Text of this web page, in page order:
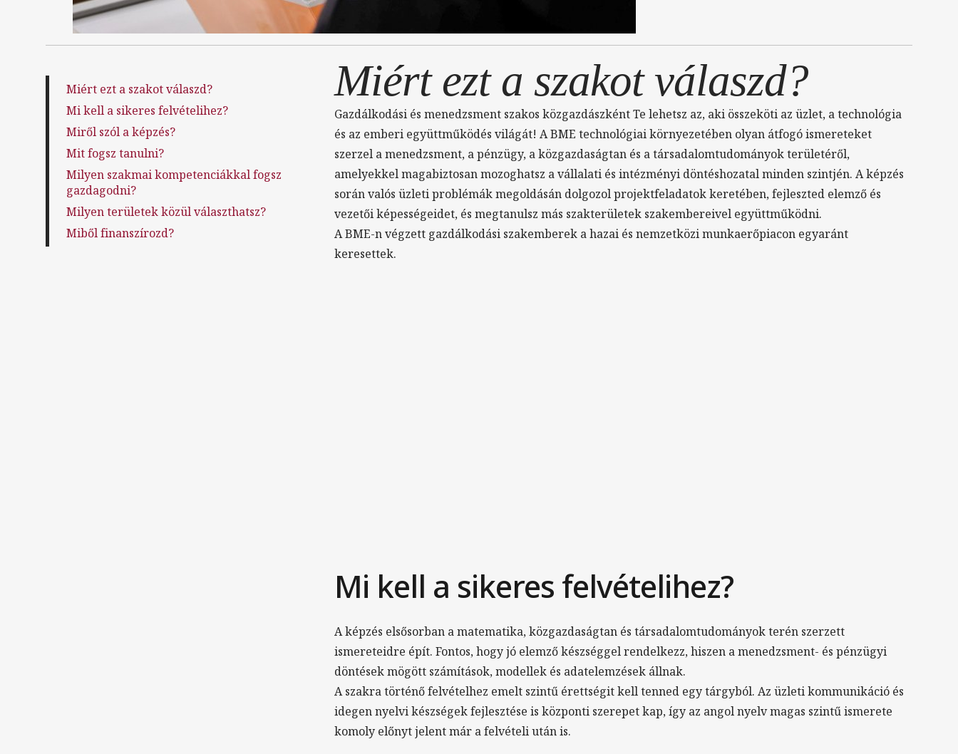
Miért ezt a szakot válaszd?
Mi kell a sikeres felvételihez?
Miről szól a képzés?
Mit fogsz tanulni?
Milyen szakmai kompetenciákkal fogsz
gazdagodni?
Milyen területek közül választhatsz?
Miből finanszírozd?
Miért ezt a szakot válaszd?
Gazdálkodási és menedzsment szakos közgazdászként Te lehetsz az, aki összeköti az üzlet, a technológia
és az emberi együttműködés világát! A BME technológiai környezetében olyan átfogó ismereteket
szerzel a menedzsment, a pénzügy, a közgazdaságtan és a társadalomtudományok területéről,
amelyekkel magabiztosan mozoghatsz a vállalati és intézményi döntéshozatal minden szintjén. A képzés
során valós üzleti problémák megoldásán dolgozol projektfeladatok keretében, fejleszted elemző és
vezetői képességeidet, és megtanulsz más szakterületek szakembereivel együttműködni.
A BME-n végzett gazdálkodási szakemberek a hazai és nemzetközi munkaerőpiacon egyaránt
keresettek.
Mi kell a sikeres felvételihez?
A képzés elsősorban a matematika, közgazdaságtan és társadalomtudományok terén szerzett
ismereteidre épít. Fontos, hogy jó elemző készséggel rendelkezz, hiszen a menedzsment- és pénzügyi
döntések mögött számítások, modellek és adatelemzések állnak.
A szakra történő felvételhez emelt szintű érettségit kell tenned egy tárgyból. Az üzleti kommunikáció és
idegen nyelvi készségek fejlesztése is központi szerepet kap, így az angol nyelv magas szintű ismerete
komoly előnyt jelent már a felvételi után is.